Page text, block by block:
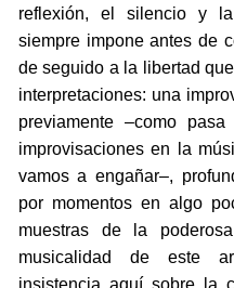
reflexión, el silencio y
siempre impone antes de
de seguido a la libertad
interpretaciones: una
previamente –como
improvisaciones en la
vamos a engañar–,
por momentos en algo
muestras de la
musicalidad de este
insistencia aquí sobre la